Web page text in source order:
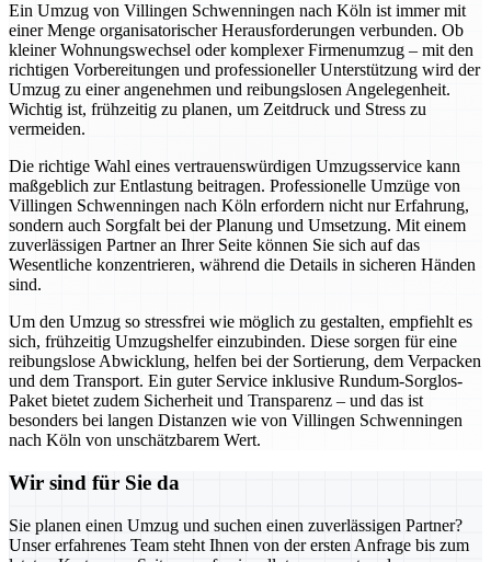
Ein Umzug von Villingen Schwenningen nach Köln ist immer mit
einer Menge organisatorischer Herausforderungen verbunden. Ob
kleiner Wohnungswechsel oder komplexer Firmenumzug – mit den
richtigen Vorbereitungen und professioneller Unterstützung wird der
Umzug zu einer angenehmen und reibungslosen Angelegenheit.
Wichtig ist, frühzeitig zu planen, um Zeitdruck und Stress zu
vermeiden.
Die richtige Wahl eines vertrauenswürdigen Umzugsservice kann
maßgeblich zur Entlastung beitragen. Professionelle Umzüge von
Villingen Schwenningen nach Köln erfordern nicht nur Erfahrung,
sondern auch Sorgfalt bei der Planung und Umsetzung. Mit einem
zuverlässigen Partner an Ihrer Seite können Sie sich auf das
Wesentliche konzentrieren, während die Details in sicheren Händen
sind.
Um den Umzug so stressfrei wie möglich zu gestalten, empfiehlt es
sich, frühzeitig Umzugshelfer einzubinden. Diese sorgen für eine
reibungslose Abwicklung, helfen bei der Sortierung, dem Verpacken
und dem Transport. Ein guter Service inklusive Rundum-Sorglos-
Paket bietet zudem Sicherheit und Transparenz – und das ist
besonders bei langen Distanzen wie von Villingen Schwenningen
nach Köln von unschätzbarem Wert.
Wir sind für Sie da
Sie planen einen Umzug und suchen einen zuverlässigen Partner?
Unser erfahrenes Team steht Ihnen von der ersten Anfrage bis zum